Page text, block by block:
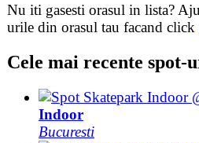
Nu iti gasesti orasul in lista?
urile din orasul tau facand click
Cele mai recente spot-
Indoor
Bucuresti